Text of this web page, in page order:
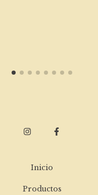
Inicio
Productos